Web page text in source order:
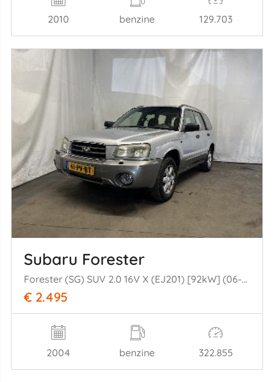
2010 benzine 129.703
Subaru Forester
Forester (SG) SUV 2.0 16V X (EJ201) [92kW] (06-2002/05-2005)
€ 2.495
2004 benzine 322.855